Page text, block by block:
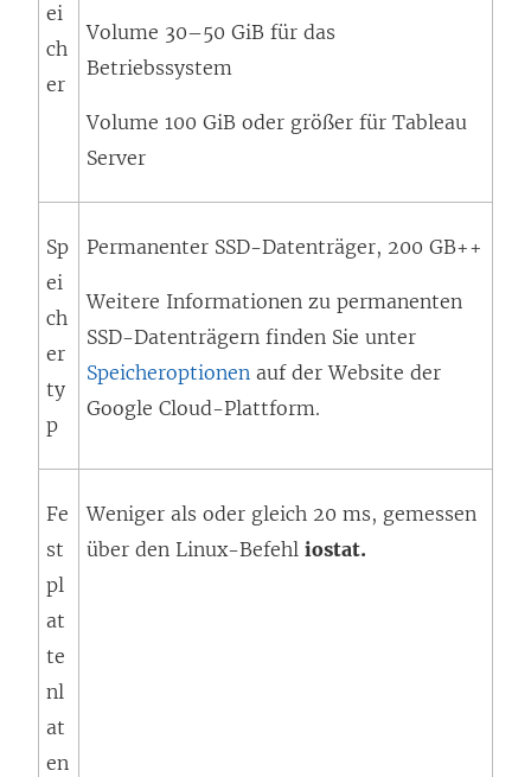
ei
ch
er
Volume 30–50 GiB für das
Betriebssystem
Volume 100 GiB oder größer für Tableau
Server
Sp
ei
ch
er
ty
p
Permanenter SSD-Datenträger, 200 GB++
Weitere Informationen zu permanenten
SSD-Datenträgern finden Sie unter
Speicheroptionen auf der Website der
Google Cloud-Plattform.
Fe
st
pl
at
te
nl
at
en
Weniger als oder gleich 20 ms, gemessen
über den Linux-Befehl iostat.